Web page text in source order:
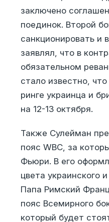
заключено
поединок. Второй
санкционировать и
заявлял, что в
обязательном
стало известно,
ринге украинца и
на 12-13 октября.
Также Сулейман
пояс WBC, за
Фьюри. В его
цвета украинского
Папа Римский
пояс Всемирного
который будет